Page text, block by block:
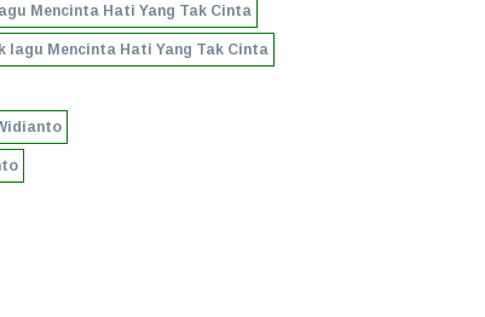
Mencinta Hati Yang Tak Cinta
lagu Mencinta Hati Yang Tak Cinta